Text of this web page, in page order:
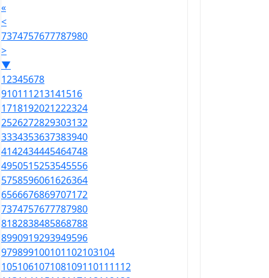
«
<
7374757677787980
>
▼
12345678
910111213141516
1718192021222324
2526272829303132
3334353637383940
4142434445464748
4950515253545556
5758596061626364
6566676869707172
7374757677787980
8182838485868788
8990919293949596
979899100101102103104
105106107108109110111112